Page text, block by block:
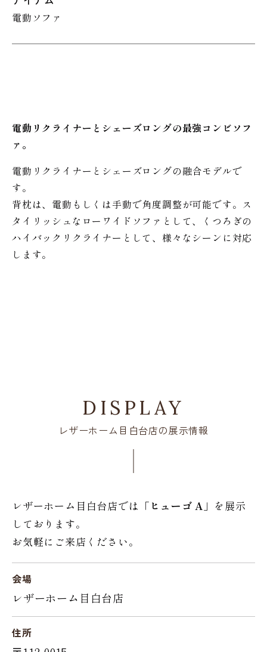
電動ソファ
電動リクライナーとシェーズロングの最強コンビソフ
ァ。
電動リクライナーとシェーズロングの融合モデルで
す。
背枕は、電動もしくは手動で角度調整が可能です。ス
タイリッシュなローワイドソファとして、くつろぎの
ハイバックリクライナーとして、様々なシーンに対応
します。
DISPLAY
レザーホーム目白台店の展示情報
レザーホーム目白台店では「 ヒューゴ A 」を展示
しております。
お気軽にご来店ください。
会場
レザーホーム目白台店
住所